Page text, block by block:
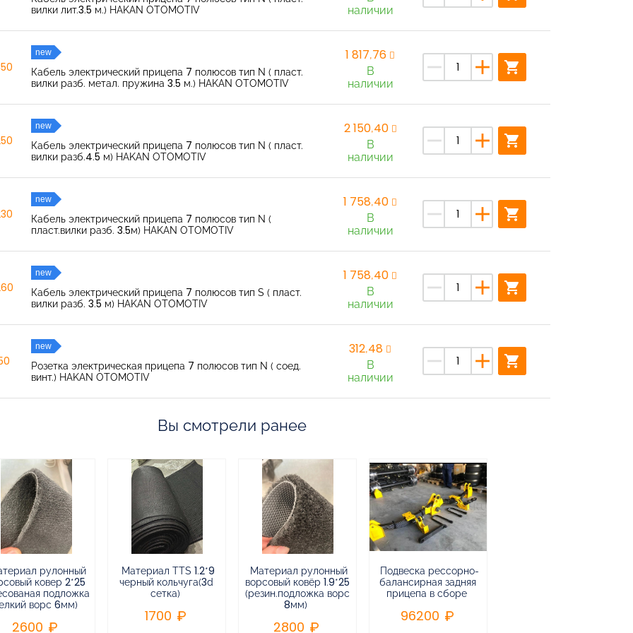
вилки лит.3.5 м.) HAKAN OTOMOTIV
наличии
new
Кабель электрический прицепа 7 полюсов тип N ( пласт.
вилки разб. метал. пружина 3.5 м.) HAKAN OTOMOTIV
1 817,76
В
наличии
remove add shopping_cart
new
Кабель электрический прицепа 7 полюсов тип N ( пласт.
вилки разб.4.5 м) HAKAN OTOMOTIV
2 150,40
В
наличии
remove add shopping_cart
new
Кабель электрический прицепа 7 полюсов тип N (
пласт.вилки разб. 3.5м) HAKAN OTOMOTIV
1 758,40
В
наличии
remove add shopping_cart
new
Кабель электрический прицепа 7 полюсов тип S ( пласт.
вилки разб. 3.5 м) HAKAN OTOMOTIV
1 758,40
В
наличии
remove add shopping_cart
new
Розетка электрическая прицепа 7 полюсов тип N ( соед.
винт.) HAKAN OTOMOTIV
312,48
В
наличии
remove add shopping_cart
Вы смотрели ранее
рулонный
ковер 2*25
подложка
ворс 6мм)
2600
Материал TTS 1.2*9
черный кольчуга(3d
сетка)
1700
Материал рулонный
ворсовый ковёр 1.9*25
(резин.подложка ворс
8мм)
2800
Подвеска рессорно-
балансирная задняя
прицепа в сборе
96200